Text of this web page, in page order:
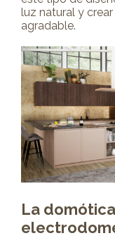
luz natural y
agradable.
La